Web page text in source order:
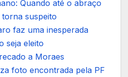
Quando até o abraço
suspeito
faz uma inesperada
seja eleito
a Moraes
foto encontrada pela PF